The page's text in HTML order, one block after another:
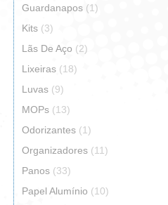
Guardanapos (1)
Kits (3)
Lãs De Aço (2)
Lixeiras (18)
Luvas (9)
MOPs (13)
Odorizantes (1)
Organizadores (11)
Panos (33)
Papel Alumínio (10)